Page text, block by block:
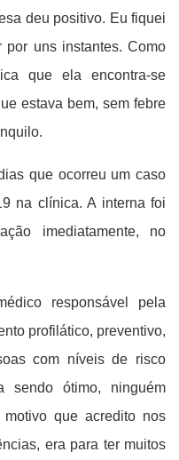
deu positivo. Eu fiquei
uns instantes. Como
que ela encontra-se
estava bem, sem febre
que ocorreu um caso
na clínica. A interna foi
imediatamente, no
responsável pela
profilático, preventivo,
com níveis de risco
sendo ótimo, ninguém
que acredito nos
era para ter muitos